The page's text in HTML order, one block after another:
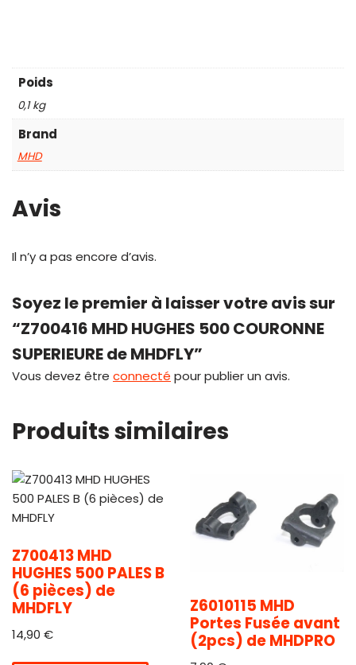
Poids
0,1 kg
Brand
MHD
Avis
Il n’y a pas encore d’avis.
Soyez le premier à laisser votre avis sur
“Z700416 MHD HUGHES 500 COURONNE
SUPERIEURE de MHDFLY”
Vous devez être connecté pour publier un avis.
Produits similaires
Z700413 MHD
HUGHES 500 PALES B
(6 pièces) de
MHDFLY
14,90 €
Z6010115 MHD
Portes Fusée avant
(2pcs) de MHDPRO